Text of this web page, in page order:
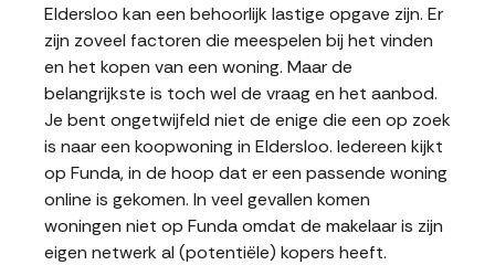
Eldersloo kan een behoorlijk lastige opgave zijn. Er
zijn zoveel factoren die meespelen bij het vinden
en het kopen van een woning. Maar de
belangrijkste is toch wel de vraag en het aanbod.
Je bent ongetwijfeld niet de enige die een op zoek
is naar een koopwoning in Eldersloo. Iedereen kijkt
op Funda, in de hoop dat er een passende woning
online is gekomen. In veel gevallen komen
woningen niet op Funda omdat de makelaar is zijn
eigen netwerk al (potentiële) kopers heeft.